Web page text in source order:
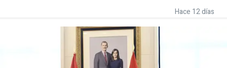
Hace 12 días